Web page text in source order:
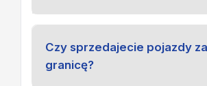
Czy sprzedajecie pojazdy za
granicę?